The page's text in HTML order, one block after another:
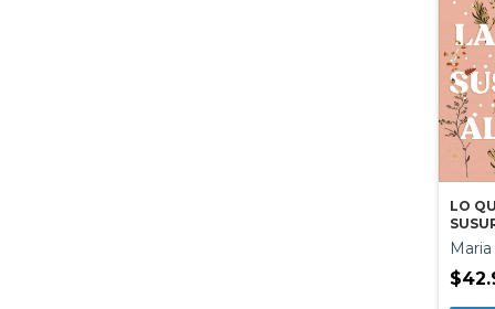
LO